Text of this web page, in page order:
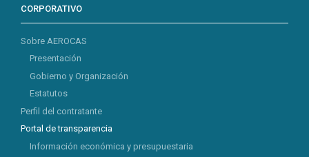
CORPORATIVO
Sobre AEROCAS
Presentación
Gobierno y Organización
Estatutos
Perfil del contratante
Portal de transparencia
Información económica y presupuestaria